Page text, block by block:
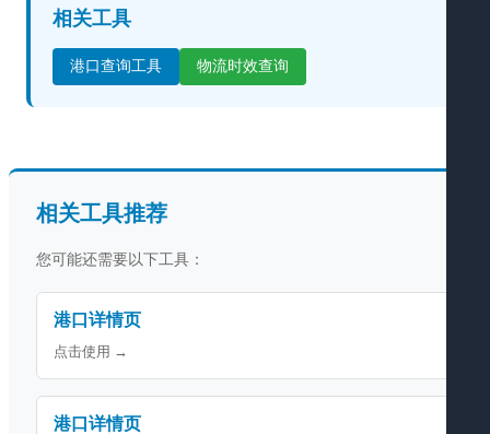
相关工具
港口查询工具 物流时效查询
相关工具推荐
您可能还需要以下工具：
港口详情页
点击使用 →
港口详情页